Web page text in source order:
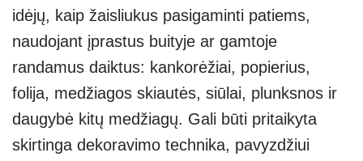
idėjų, kaip žaisliukus pasigaminti patiems,
naudojant įprastus buityje ar gamtoje
randamus daiktus: kankorėžiai, popierius,
folija, medžiagos skiautės, siūlai, plunksnos ir
daugybė kitų medžiagų. Gali būti pritaikyta
skirtinga dekoravimo technika, pavyzdžiui